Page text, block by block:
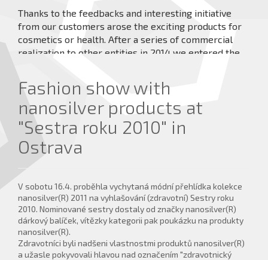
Thanks to the feedbacks and interesting initiative
from our customers arose the exciting products for
cosmetics or health. After a series of commercial
realization to other entities in 2014 we entered the
healing effects.
more details ...
Fashion show with
nanosilver products at
"Sestra roku 2010" in
Ostrava
V sobotu 16.4. proběhla vychytaná módní přehlídka kolekce
nanosilver(R) 2011 na vyhlašování (zdravotní) Sestry roku
2010. Nominované sestry dostaly od značky nanosilver(R)
dárkový balíček, vítězky kategorii pak poukázku na produkty
nanosilver(R).
Zdravotníci byli nadšeni vlastnostmi produktů nanosilver(R)
a užasle pokyvovali hlavou nad označením "zdravotnický